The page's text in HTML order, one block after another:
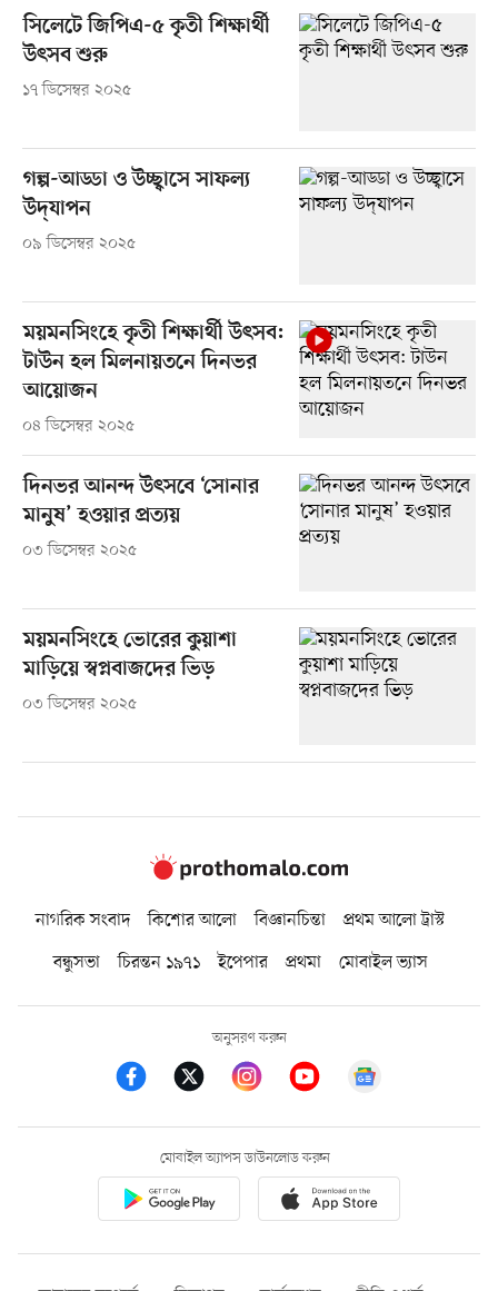
সিলেটে জিপিএ-৫ কৃতী শিক্ষার্থী
উৎসব শুরু
১৭ ডিসেম্বর ২০২৫
গল্প-আড্ডা ও উচ্ছ্বাসে সাফল্য
উদ্‌যাপন
০৯ ডিসেম্বর ২০২৫
ময়মনসিংহে কৃতী শিক্ষার্থী উৎসব:
টাউন হল মিলনায়তনে দিনভর
আয়োজন
০৪ ডিসেম্বর ২০২৫
দিনভর আনন্দ উৎসবে ‘সোনার
মানুষ’ হওয়ার প্রত্যয়
০৩ ডিসেম্বর ২০২৫
ময়মনসিংহে ভোরের কুয়াশা
মাড়িয়ে স্বপ্নবাজদের ভিড়
০৩ ডিসেম্বর ২০২৫
নাগরিক সংবাদ কিশোর আলো বিজ্ঞানচিন্তা
প্রথম আলো ট্রাস্ট
বন্ধুসভা
চিরন্তন ১৯৭১ ইপেপার প্রথমা মোবাইল ভ্যাস
অনুসরণ করুন
মোবাইল অ্যাপস ডাউনলোড করুন